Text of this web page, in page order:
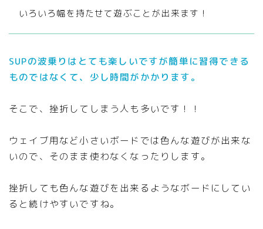
いろいろ幅を持たせて遊ぶことが出来ます！
SUPの波乗りはとても楽しいですが簡単に習得できる
ものではなくて、少し時間がかかります。
そこで、挫折してしまう人も多いです！！
ウェイブ用など小さいボードでは色んな遊びが出来な
いので、そのまま使わなくなったりします。
挫折しても色んな遊びを出来るようなボードにしてい
ると続けやすいですね。